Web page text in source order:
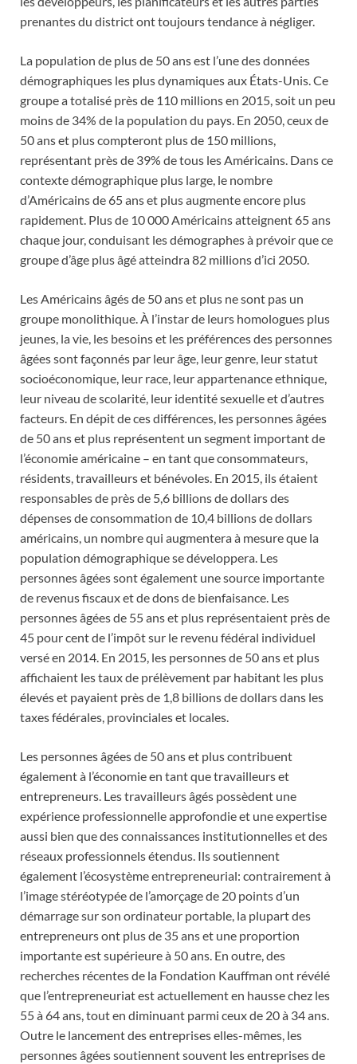
prenantes du district ont toujours tendance à négliger.
La population de plus de 50 ans est l’une des données
démographiques les plus dynamiques aux États-Unis. Ce
groupe a totalisé près de 110 millions en 2015, soit un peu
moins de 34% de la population du pays. En 2050, ceux de
50 ans et plus compteront plus de 150 millions,
représentant près de 39% de tous les Américains. Dans ce
contexte démographique plus large, le nombre
d’Américains de 65 ans et plus augmente encore plus
rapidement. Plus de 10 000 Américains atteignent 65 ans
chaque jour, conduisant les démographes à prévoir que ce
groupe d’âge plus âgé atteindra 82 millions d’ici 2050.
Les Américains âgés de 50 ans et plus ne sont pas un
groupe monolithique. À l’instar de leurs homologues plus
jeunes, la vie, les besoins et les préférences des personnes
âgées sont façonnés par leur âge, leur genre, leur statut
socioéconomique, leur race, leur appartenance ethnique,
leur niveau de scolarité, leur identité sexuelle et d’autres
facteurs. En dépit de ces différences, les personnes âgées
de 50 ans et plus représentent un segment important de
l’économie américaine – en tant que consommateurs,
résidents, travailleurs et bénévoles. En 2015, ils étaient
responsables de près de 5,6 billions de dollars des
dépenses de consommation de 10,4 billions de dollars
américains, un nombre qui augmentera à mesure que la
population démographique se développera. Les
personnes âgées sont également une source importante
de revenus fiscaux et de dons de bienfaisance. Les
personnes âgées de 55 ans et plus représentaient près de
45 pour cent de l’impôt sur le revenu fédéral individuel
versé en 2014. En 2015, les personnes de 50 ans et plus
affichaient les taux de prélèvement par habitant les plus
élevés et payaient près de 1,8 billions de dollars dans les
taxes fédérales, provinciales et locales.
Les personnes âgées de 50 ans et plus contribuent
également à l’économie en tant que travailleurs et
entrepreneurs. Les travailleurs âgés possèdent une
expérience professionnelle approfondie et une expertise
aussi bien que des connaissances institutionnelles et des
réseaux professionnels étendus. Ils soutiennent
également l’écosystème entrepreneurial: contrairement à
l’image stéréotypée de l’amorçage de 20 points d’un
démarrage sur son ordinateur portable, la plupart des
entrepreneurs ont plus de 35 ans et une proportion
importante est supérieure à 50 ans. En outre, des
recherches récentes de la Fondation Kauffman ont révélé
que l’entrepreneuriat est actuellement en hausse chez les
55 à 64 ans, tout en diminuant parmi ceux de 20 à 34 ans.
Outre le lancement des entreprises elles-mêmes, les
personnes âgées soutiennent souvent les entreprises de